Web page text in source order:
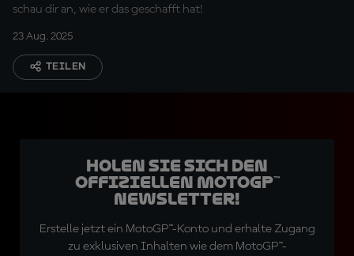
schau dir an, wie er das geschafft hat!
23 Aug. 2025
TEILEN
Holen Sie sich den
offiziellen MotoGP™
Newsletter!
Erstelle jetzt ein MotoGP™-Konto und erhalte Zugang
zu exklusiven Inhalten wie dem MotoGP™-